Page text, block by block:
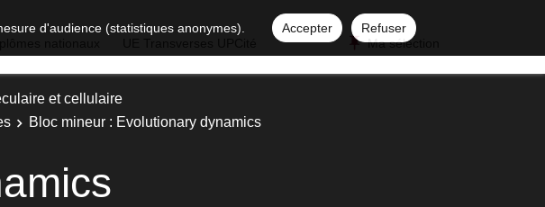
d'audience (statistiques anonymes). Accepter
Refuser
Ma sélection
et cellulaire
Bloc mineur : Evolutionary dynamics